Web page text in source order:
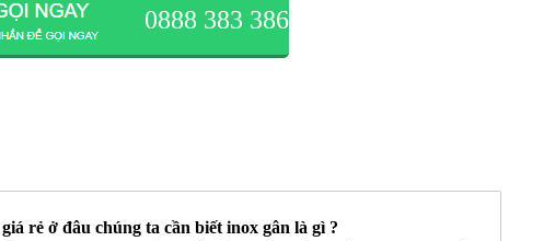
0888 383 386
rẻ ở đâu chúng ta cần biết inox gân là gì ?